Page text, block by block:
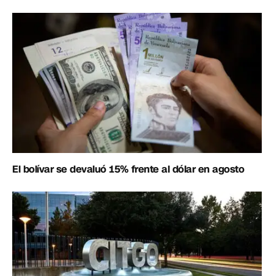
El bolívar se devaluó 15% frente al dólar en agosto